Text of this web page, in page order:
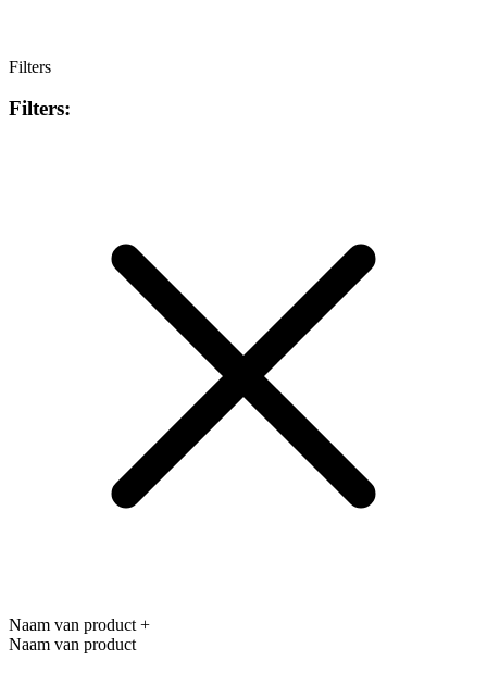
Filters
Filters:
Naam van product +
Naam van product